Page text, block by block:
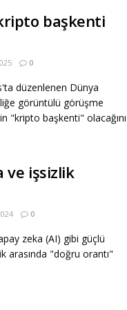
başkenti
0
düzenlenen Dünya
görüntülü görüşme
"kripto başkenti" olacağını
ve işsizlik
0
zeka (AI) gibi güçlü
arasında "doğru orantı"